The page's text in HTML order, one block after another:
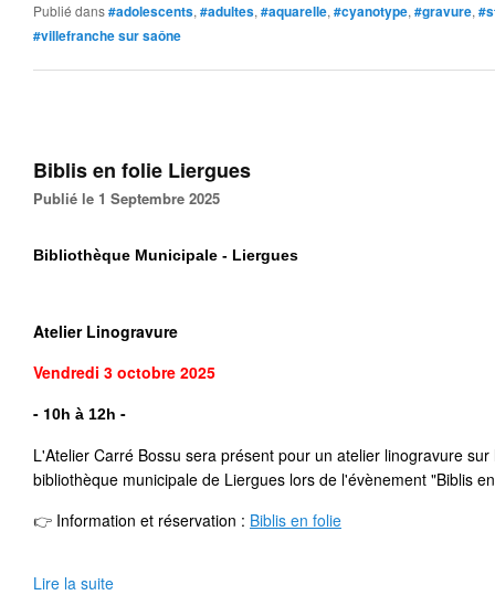
Publié dans#adolescents, #adultes, #aquarelle, #cyanotype, #gravure,
#villefranche sur saône
Biblis en folie Liergues
Publié le 1 Septembre 2025
Bibliothèque Municipale - Liergues
Atelier Linogravure
Vendredi 3 octobre 2025
- 10h à 12h -
L'Atelier Carré Bossu sera présent pour un atelier linogravure
bibliothèque municipale de Liergues lors de l'évènement "Biblis
👉 Information et réservation : Biblis en folie
Lire la suite